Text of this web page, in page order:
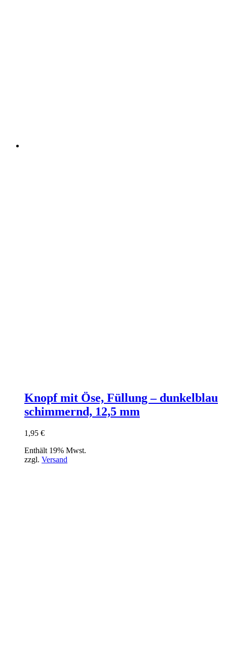
Knopf mit Öse, Füllung – dunkelblau
schimmernd, 12,5 mm
1,95 €
Enthält 19% Mwst.
zzgl. Versand